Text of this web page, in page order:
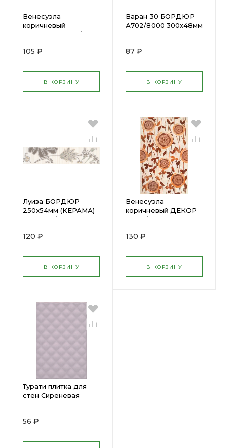
Венесуэла
коричневый
БОРДЮР D1074/6121
105 ₽
В КОРЗИНУ
Варан 30 БОРДЮР
А702/8000 300х48мм
87 ₽
В КОРЗИНУ
Луиза БОРДЮР
250х54мм (КЕРАМА)
(30) 6235/7
120 ₽
В КОРЗИНУ
Венесуэла
коричневый ДЕКОР
D1207/6121
130 ₽
В КОРЗИНУ
Турати плитка для
стен Сиреневая
(20) 8335
56 ₽